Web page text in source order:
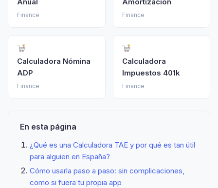
Finance Finance
Calculadora Nómina
ADP
Finance
Calculadora
Impuestos 401k
Finance
En esta página
¿Qué es una Calculadora TAE y por qué es tan útil
para alguien en España?
Cómo usarla paso a paso: sin complicaciones,
como si fuera tu propia app